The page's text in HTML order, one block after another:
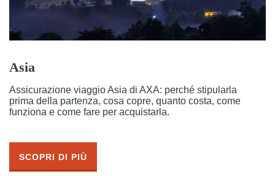
Asia
Assicurazione viaggio Asia di AXA: perché stipularla
prima della partenza, cosa copre, quanto costa, come
funziona e come fare per acquistarla.
SCOPRI DI PIÙ